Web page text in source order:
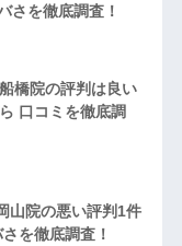
さを徹底調査！
橋院の評判は良い
口コミを徹底調
山院の悪い評判1件
を徹底調査！